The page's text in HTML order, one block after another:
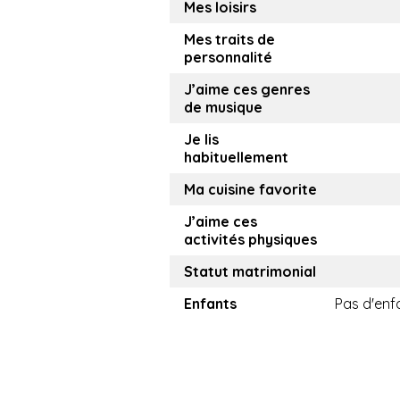
Mes loisirs
Mes traits de
personnalité
J’aime ces genres
de musique
Je lis
habituellement
Ma cuisine favorite
J’aime ces
activités physiques
Statut matrimonial
Enfants
Pas